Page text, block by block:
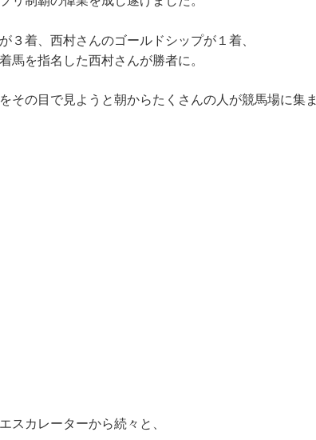
３着、西村さんのゴールドシップが１着、
馬を指名した西村さんが勝者に。
その目で見ようと朝からたくさんの人が競馬場に集ま
スカレーターから続々と、